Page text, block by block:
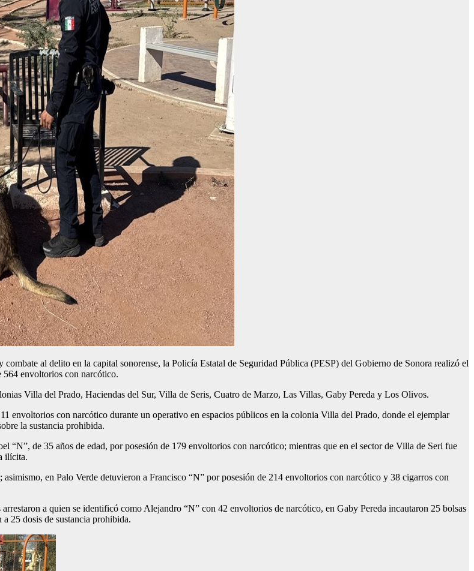
al delito en la capital sonorense, la Policía Estatal de Seguridad Pública (PESP) del Gobierno de Sonora realizó el
564 envoltorios con narcótico.
Villa del Prado, Haciendas del Sur, Villa de Seris, Cuatro de Marzo, Las Villas, Gaby Pereda y Los Olivos.
envoltorios con narcótico durante un operativo en espacios públicos en la colonia Villa del Prado, donde el ejemplar
la sustancia prohibida.
“N”, de 35 años de edad, por posesión de 179 envoltorios con narcótico; mientras que en el sector de Villa de Seri fue
ilícita.
en Palo Verde detuvieron a Francisco “N” por posesión de 214 envoltorios con narcótico y 38 cigarros con
a quien se identificó como Alejandro “N” con 42 envoltorios de narcótico, en Gaby Pereda incautaron 25 bolsas
25 dosis de sustancia prohibida.